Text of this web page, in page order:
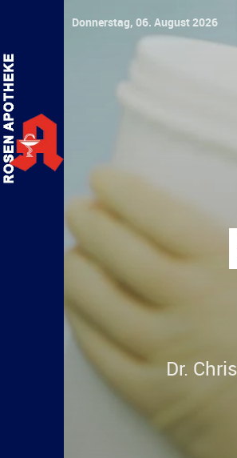
Donnerstag, 06. August 2026